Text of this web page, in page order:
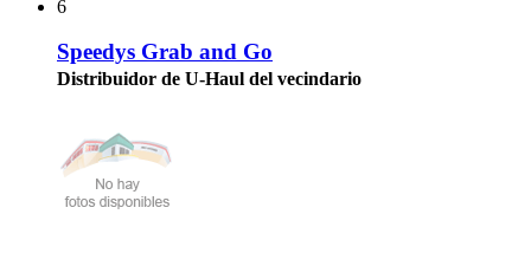
6
Speedys Grab and Go
Distribuidor de U-Haul del vecindario